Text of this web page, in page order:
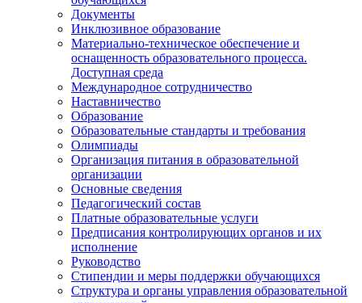
Документы
Инклюзивное образование
Материально-техническое обеспечение и
оснащенность образовательного процесса.
Доступная среда
Международное сотрудничество
Наставничество
Образование
Образовательные стандарты и требования
Олимпиады
Организация питания в образовательной
организации
Основные сведения
Педагогический состав
Платные образовательные услуги
Предписания контролирующих органов и их
исполнение
Руководство
Стипендии и меры поддержки обучающихся
Структура и органы управления образовательной